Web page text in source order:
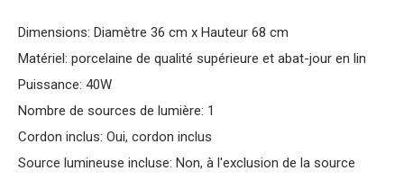
Dimensions: Diamètre 36 cm x Hauteur 68 cm
Matériel: porcelaine de qualité supérieure et abat-jour en lin
Puissance: 40W
Nombre de sources de lumière: 1
Cordon inclus: Oui, cordon inclus
Source lumineuse incluse: Non, à l'exclusion de la source